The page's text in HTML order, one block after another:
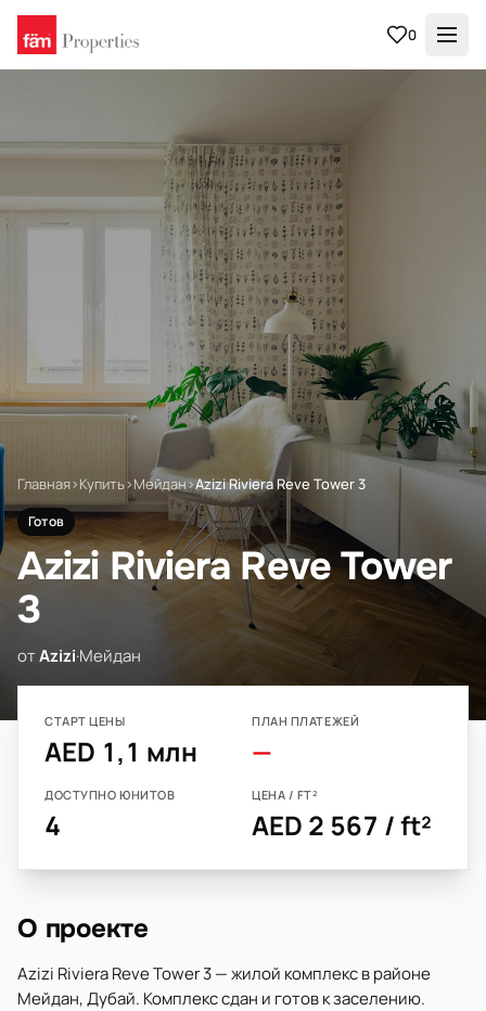
0
Главная›Купить›Мейдан›Azizi Riviera Reve Tower 3
Готов
Azizi Riviera Reve Tower
3
отAzizi·Мейдан
СТАРТ ЦЕНЫ
AED 1,1 млн
ПЛАН ПЛАТЕЖЕЙ
—
ДОСТУПНО ЮНИТОВ
4
ЦЕНА / FT²
AED 2 567 / ft²
О проекте
Azizi Riviera Reve Tower 3 — жилой комплекс в районе
Мейдан, Дубай. Комплекс сдан и готов к заселению.